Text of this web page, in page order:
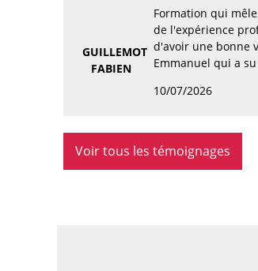
GUILLEMOT
FABIEN
Formation qui
de l'expérience
d'avoir une bonne
Emmanuel qui a
10/07/2026
Voir tous les témoignages